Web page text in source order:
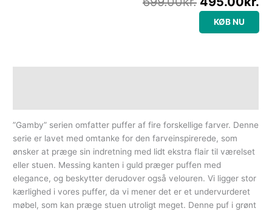
KØB NU
”Gamby” serien omfatter puffer af fire forskellige farver. Denne
serie er lavet med omtanke for den farveinspirerede, som
ønsker at præge sin indretning med lidt ekstra flair til værelset
eller stuen. Messing kanten i guld præger puffen med
elegance, og beskytter derudover også velouren. Vi ligger stor
kærlighed i vores puffer, da vi mener det er et undervurderet
møbel, som kan præge stuen utroligt meget. Denne puf i grønt